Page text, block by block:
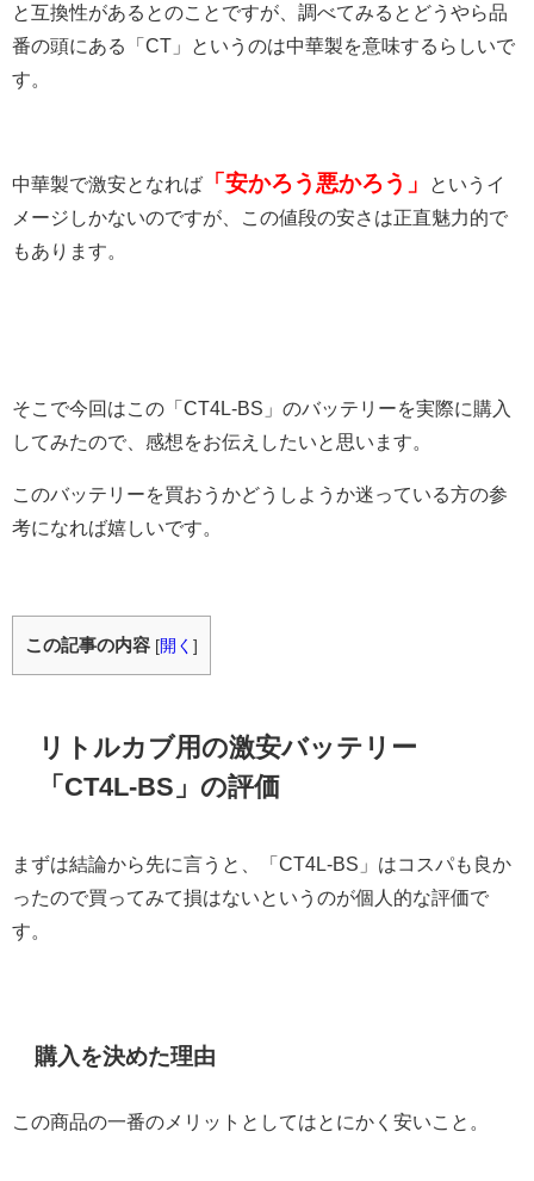
と互換性があるとのことですが、調べてみるとどうやら品
番の頭にある「CT」というのは中華製を意味するらしいで
す。
中華製で激安となれば 「安かろう悪かろう」
というイ
メージしかないのですが、この値段の安さは正直魅力的で
もあります。
そこで今回はこの「CT4L-BS」のバッテリーを実際に購入
してみたので、感想をお伝えしたいと思います。
このバッテリーを買おうかどうしようか迷っている方の参
考になれば嬉しいです。
この記事の内容 [開く ]
リトルカブ用の激安バッテリー
「CT4L-BS」の評価
まずは結論から先に言うと、「CT4L-BS」はコスパも良か
ったので買ってみて損はない というのが個人的な評価で
す。
購入を決めた理由
この商品の一番のメリットとしてはとにかく安いこと。